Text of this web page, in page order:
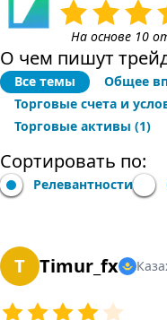
На основе 10
О чем пишут
Все темы Общее
Торговые счета и
Торговые активы (1)
Сортировать по:
Релевантности
T Timur_fx